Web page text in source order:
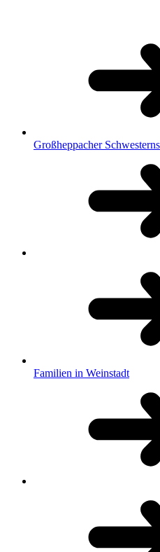
Großheppacher
Familien in Weinstadt